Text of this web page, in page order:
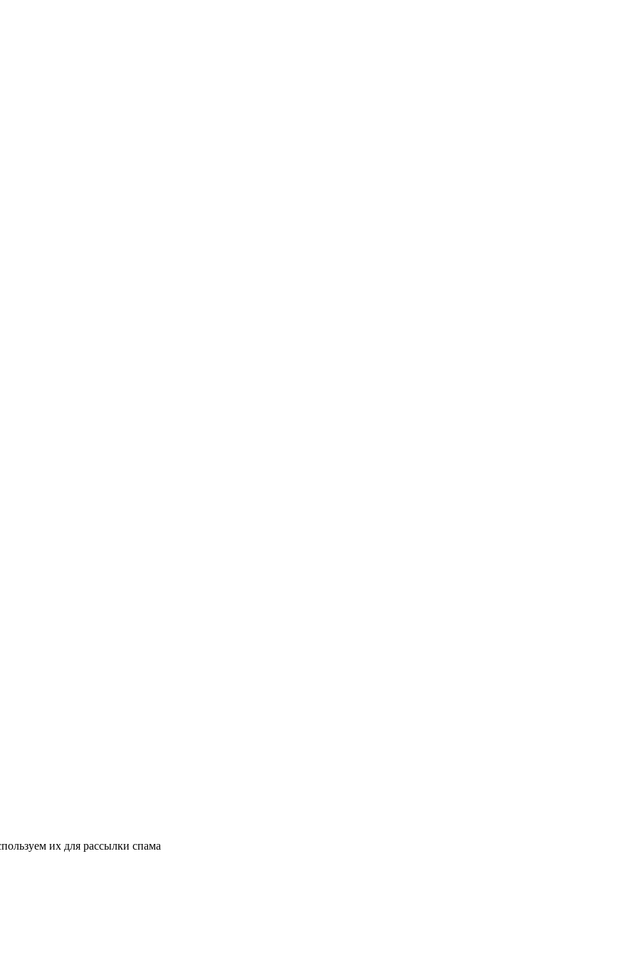
их для рассылки спама